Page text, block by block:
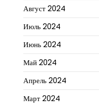
Август 2024
Июль 2024
Июнь 2024
Май 2024
Апрель 2024
Март 2024